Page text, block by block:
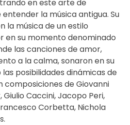
en este arte de
la música antigua. Su
la música de un estilo
en su momento denominado
las canciones de amor,
a la calma, sonaron en su
posibilidades dinámicas de
composiciones deGiovanni
Giulio Caccini, Jacopo Peri,
Corbetta, Nichola